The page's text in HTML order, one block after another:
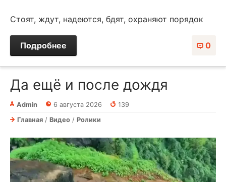
Стоят, ждут, надеются, бдят, охраняют порядок
0
Подробнее
Да ещё и после дождя⁠⁠
Admin 6 августа 2026
139
Главная / Видео / Ролики